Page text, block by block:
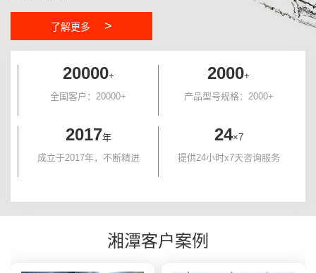
了解更多 >
20000+
全国客户：20000+
2000+
产品型号规格：2000+
2017年
成立于2017年，不断精进
24×7
提供24小时x7天咨询服务
湘潭客户案例